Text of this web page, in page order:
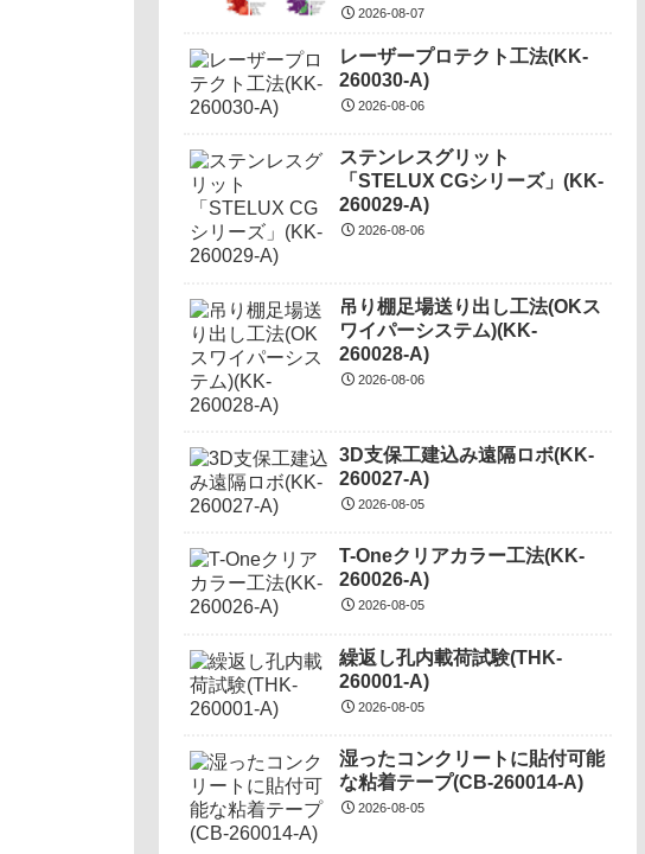
2026-08-07
レーザープロテクト⼯法(KK-
260030-A)
2026-08-06
ステンレスグリット
「STELUX CGシリーズ」(KK-
260029-A)
2026-08-06
吊り棚足場送り出し工法(OKス
ワイパーシステム)(KK-
260028-A)
2026-08-06
3D支保工建込み遠隔ロボ(KK-
260027-A)
2026-08-05
T-Oneクリアカラー工法(KK-
260026-A)
2026-08-05
繰返し孔内載荷試験(THK-
260001-A)
2026-08-05
湿ったコンクリートに貼付可能
な粘着テープ(CB-260014-A)
2026-08-05